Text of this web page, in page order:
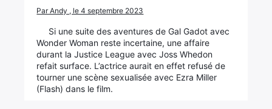
Par Andy , le 4 septembre 2023
Si une suite des aventures de Gal Gadot avec
Wonder Woman reste incertaine, une affaire
durant la Justice League avec Joss Whedon
refait surface. L’actrice aurait en effet refusé de
tourner une scène sexualisée avec Ezra Miller
(Flash) dans le film.